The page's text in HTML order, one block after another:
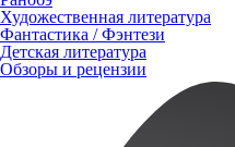
Художественная литература
Фантастика / Фэнтези
Детская литература
Обзоры и рецензии